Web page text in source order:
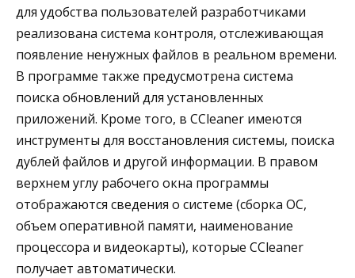
для удобства пользователей разработчиками
реализована система контроля, отслеживающая
появление ненужных файлов в реальном времени.
В программе также предусмотрена система
поиска обновлений для установленных
приложений. Кроме того, в CCleaner имеются
инструменты для восстановления системы, поиска
дублей файлов и другой информации. В правом
верхнем углу рабочего окна программы
отображаются сведения о системе (сборка ОС,
объем оперативной памяти, наименование
процессора и видеокарты), которые CCleaner
получает автоматически.